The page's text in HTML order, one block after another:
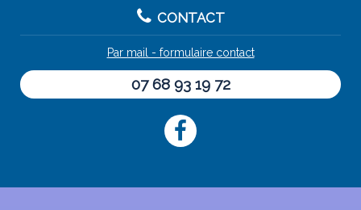
CONTACT
Par mail - formulaire contact
07 68 93 19 72